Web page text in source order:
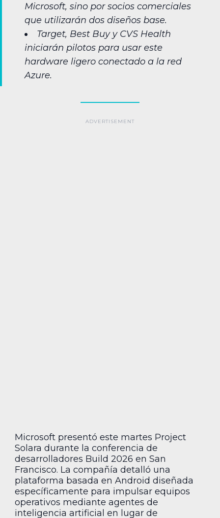
Microsoft, sino por socios comerciales
que utilizarán dos diseños base.
Target, Best Buy y CVS Health
iniciarán pilotos para usar este
hardware ligero conectado a la red
Azure.
Microsoft presentó este martes Project
Solara durante la conferencia de
desarrolladores Build 2026 en San
Francisco. La compañía detalló una
plataforma basada en Android diseñada
específicamente para impulsar equipos
operativos mediante agentes de
inteligencia artificial en lugar de